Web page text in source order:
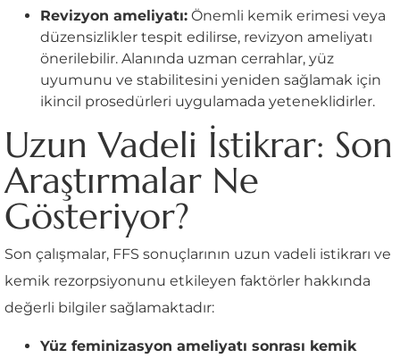
Revizyon ameliyatı: Önemli kemik erimesi veya
düzensizlikler tespit edilirse, revizyon ameliyatı
önerilebilir. Alanında uzman cerrahlar, yüz
uyumunu ve stabilitesini yeniden sağlamak için
ikincil prosedürleri uygulamada yeteneklidirler.
Uzun Vadeli İstikrar: Son
Araştırmalar Ne
Gösteriyor?
Son çalışmalar, FFS sonuçlarının uzun vadeli istikrarı ve
kemik rezorpsiyonunu etkileyen faktörler hakkında
değerli bilgiler sağlamaktadır:
Yüz feminizasyon ameliyatı sonrası kemik